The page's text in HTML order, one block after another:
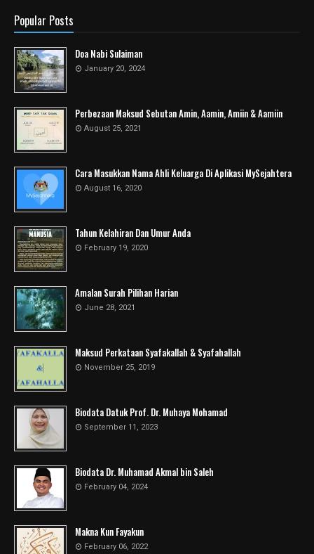
Popular Posts
Doa Nabi Sulaiman
January 20, 2024
Perbezaan Maksud Sebutan Amin, Aamin, Amiin & Aamiin
August 25, 2021
Cara Masukkan Nama Ahli Keluarga Di Aplikasi MySejahtera
August 16, 2020
Tahun Kelahiran Dan Umur Anda
February 19, 2020
Amalan Surah Pilihan Harian
June 28, 2021
Maksud Perkataan Syafakallah & Syafahallah
November 25, 2019
Biodata Datuk Prof. Dr. Muhaya Mohamad
September 11, 2023
Biodata Dr. Muhamad Akmal bin Saleh
February 04, 2024
Makna Kun Fayakun
February 06, 2022